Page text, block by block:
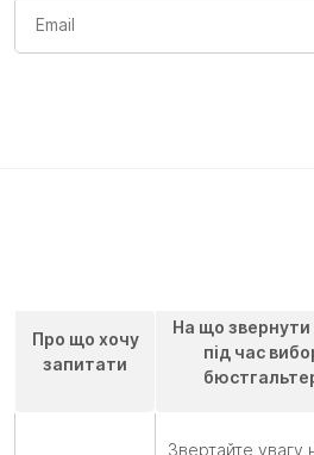
Про що хочу
запитати
На що звернути
під час
Звертайте увагу